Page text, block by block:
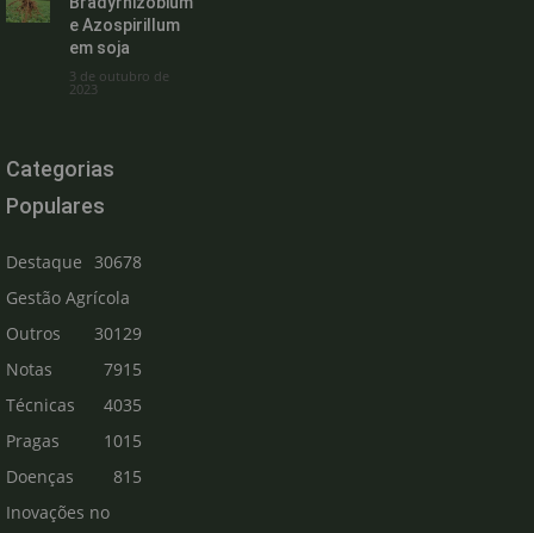
e Azospirillum
em soja
3 de outubro de
2023
Categorias
Populares
Destaque
30678
Gestão Agrícola
30129
Outros
7915
Notas
Técnicas
4035
Pragas
1015
Doenças
815
Inovações no